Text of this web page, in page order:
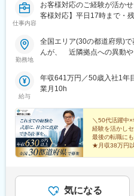
仕事内容
お客様対応のご経験が活か
客様対応】平日17時まで・
勤務地
全国エリア(30の都道府県)
んが、 近隣拠点への異動
市、北見市・宮城：仙台市
越>・茨城：水戸市・栃木：
奈川：横浜市・新潟県：新
阜市・静岡：浜松市、静岡
市 <関西>・滋賀：大津市・
戸市＜中国・四国＞・島根
市・山口：山口市・徳島：
＜九州・沖縄＞・福岡：福
給与
年収641万円／50歳入社1年
業月10h
＼50代活躍中
経験を活かし
最後の転職に
★月収38万円
★一部リモー
気になる